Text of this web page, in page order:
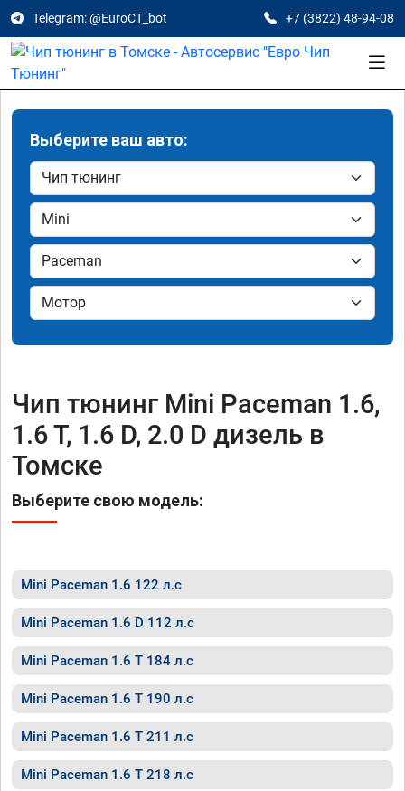
Telegram: @EuroCT_bot +7 (3822) 48-94-08
Выберите ваш авто:
Чип тюнинг Mini Paceman 1.6,
1.6 T, 1.6 D, 2.0 D дизель в
Томске
Выберите свою модель:
Mini Paceman 1.6 122 л.с
Mini Paceman 1.6 D 112 л.с
Mini Paceman 1.6 T 184 л.с
Mini Paceman 1.6 T 190 л.с
Mini Paceman 1.6 T 211 л.с
Mini Paceman 1.6 T 218 л.с